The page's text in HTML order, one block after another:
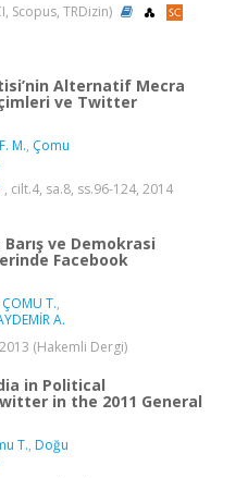
Scopus, TRDizin)
Alternatif Mecra
ve Twitter
M., Çomu
, cilt.4, sa.8, ss.96-124, 2014
ve Demokrasi
Facebook
ÇOMU T.,
A.
(Hakemli Dergi)
in Political
in the 2011 General
T., Doğu